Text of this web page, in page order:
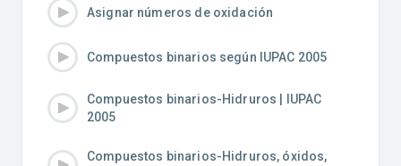
Asignar números de oxidación
Compuestos binarios según IUPAC 2005
Compuestos binarios-Hidruros | IUPAC
2005
Compuestos binarios-Hidruros, óxidos,